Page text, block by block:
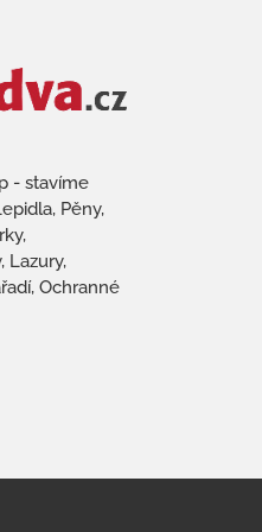
- stavíme
Pěny,
Lazury,
Ochranné